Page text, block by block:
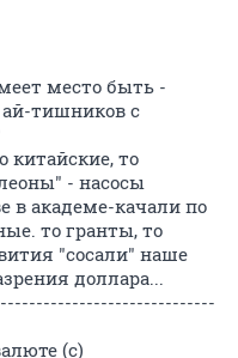
место быть -
тишников с
китайские, то
- насосы
в академе-качали по
то гранты, то
"сосали" наше
доллара...
(с)